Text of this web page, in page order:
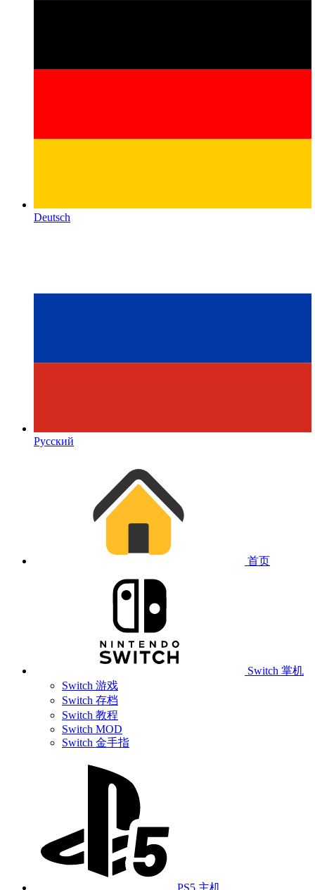
Deutsch
Русский
首页
Switch 掌机
Switch 游戏
Switch 存档
Switch 教程
Switch MOD
Switch 金手指